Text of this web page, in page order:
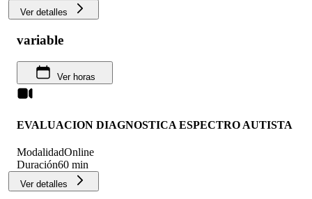
Ver detalles
variable
Ver horas
EVALUACION DIAGNOSTICA ESPECTRO AUTISTA
ModalidadOnline
Duración60 min
Ver detalles